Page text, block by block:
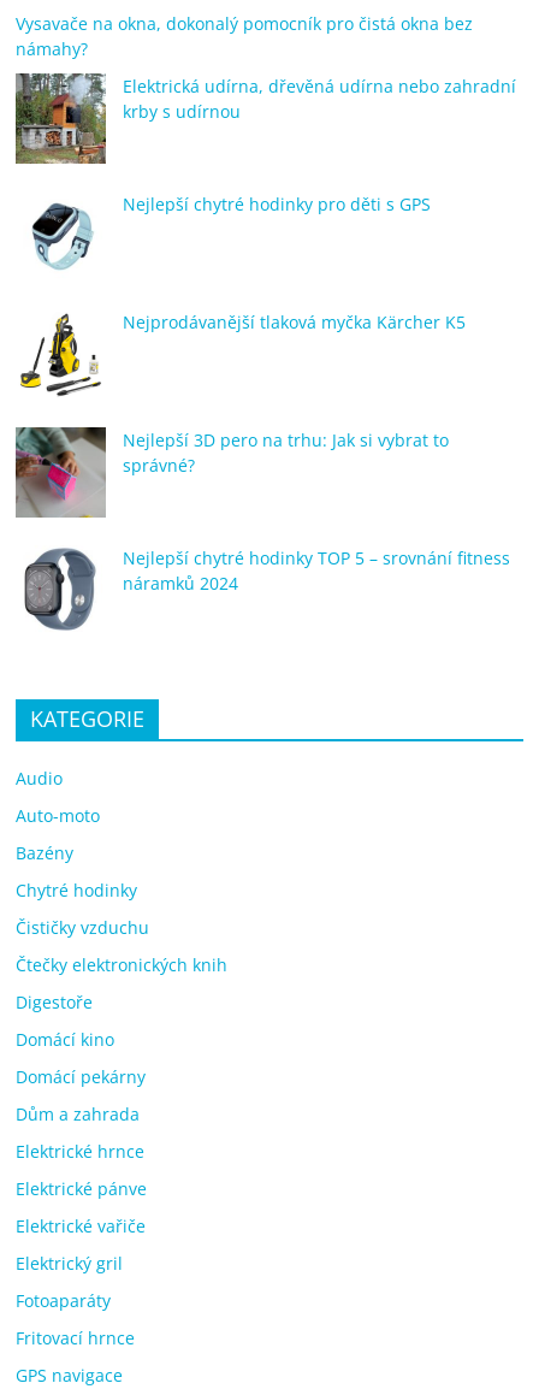
Vysavače na okna, dokonalý pomocník pro čistá okna bez
námahy?
Elektrická udírna, dřevěná udírna nebo zahradní
krby s udírnou
Nejlepší chytré hodinky pro děti s GPS
Nejprodávanější tlaková myčka Kärcher K5
Nejlepší 3D pero na trhu: Jak si vybrat to
správné?
Nejlepší chytré hodinky TOP 5 – srovnání fitness
náramků 2024
KATEGORIE
Audio
Auto-moto
Bazény
Chytré hodinky
Čističky vzduchu
Čtečky elektronických knih
Digestoře
Domácí kino
Domácí pekárny
Dům a zahrada
Elektrické hrnce
Elektrické pánve
Elektrické vařiče
Elektrický gril
Fotoaparáty
Fritovací hrnce
GPS navigace